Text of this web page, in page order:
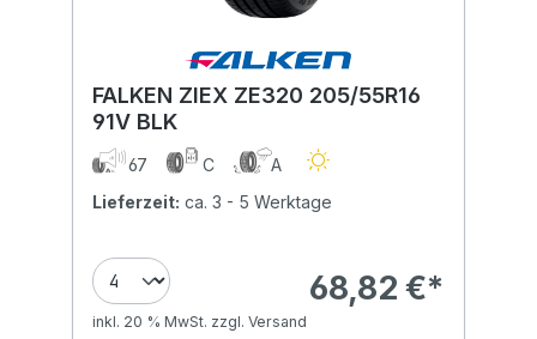
FALKEN ZIEX ZE320 205/55R16
91V BLK
67 C
A
Lieferzeit: ca. 3 - 5 Werktage
68,82 €*
inkl. 20 % MwSt. zzgl. Versand